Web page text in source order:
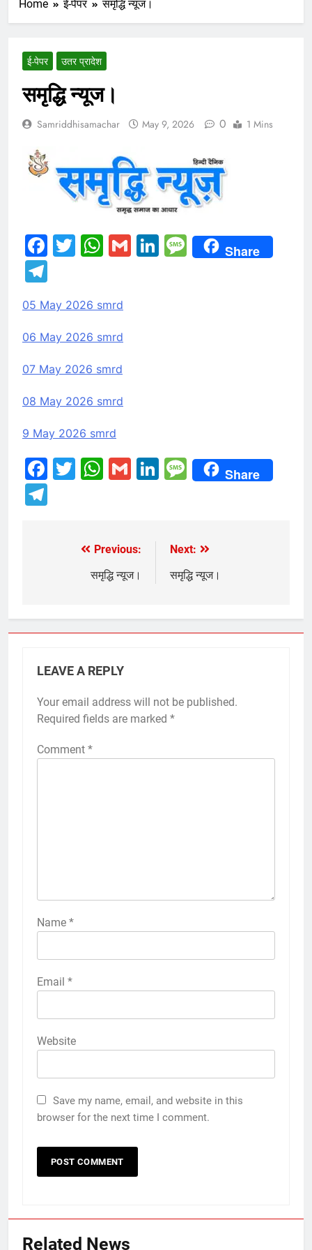
Home ई-पेपर समृद्धि न्यूज।
ई-पेपर उतर प्रादेश
समृद्धि न्यूज।
Samriddhisamachar May 9, 2026 0 1 Mins
Facebook
Twitter
WhatsApp
GmailLinkedIn
Message
Share
05 May 2026 smrd
06 May 2026 smrd
07 May 2026 smrd
08 May 2026 smrd
9 May 2026 smrd
Facebook
Twitter
WhatsApp
GmailLinkedIn
Message
Share
navigation
Previous:
समृद्धि न्यूज।
Next:
समृद्धि न्यूज।
LEAVE A REPLY
Your email address will not be published.
Required fields are marked *
Comment *
Name *
Email *
Website
Save my name, email, and website in this
browser for the next time I comment.
Related News